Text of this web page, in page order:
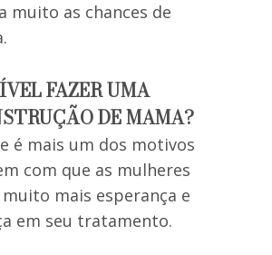
muito as chances de
FAZER UMA
DE MAMA?
é mais um dos motivos
com que as mulheres
mais esperança e
em seu tratamento.